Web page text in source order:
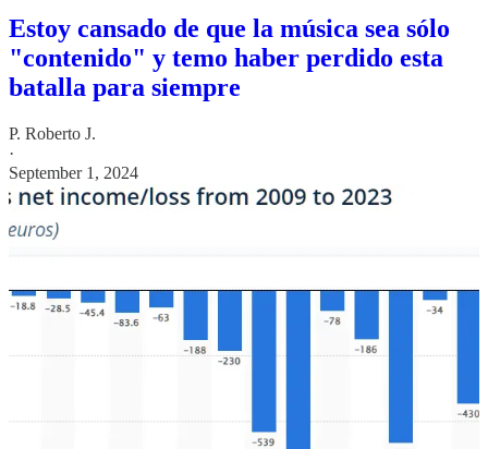
Estoy cansado de que la música sea sólo
"contenido" y temo haber perdido esta
batalla para siempre
P. Roberto J.
·
September 1, 2024